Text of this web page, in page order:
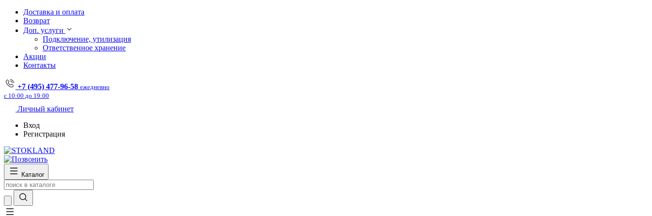
Доставка и оплата
Возврат
Доп. услуги
Подключение, утилизация
Ответственное хранение
Акции
Контакты
+7 (495) 477-96-58 ежедневно
с 10:00 до 19:00
Личный кабинет
Вход
Регистрация
Каталог